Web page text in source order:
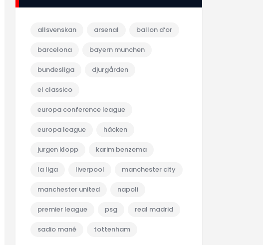
allsvenskan arsenal ballon d‘or
barcelona bayern munchen
bundesliga djurgården
el classico
europa conference league
europa league häcken
jurgen klopp karim benzema
la liga liverpool manchester city
manchester united napoli
premier league psg real madrid
sadio mané tottenham